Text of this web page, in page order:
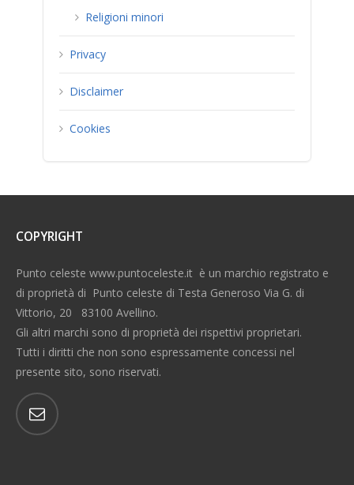
Religioni minori
Privacy
Disclaimer
Cookies
COPYRIGHT
Punto celeste www.puntoceleste.it è un marchio registrato e
di proprietà di Punto celeste di Testa Generoso Via G. di
Vittorio, 20 83100 Avellino.
Gli altri marchi sono di proprietà dei rispettivi proprietari.
Tutti i diritti che non sono espressamente concessi nel
presente sito, sono riservati.